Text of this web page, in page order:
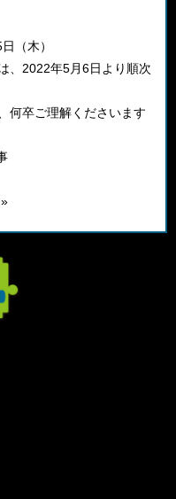
（木）
、2022年5月6日より順次
何卒ご理解くださいます